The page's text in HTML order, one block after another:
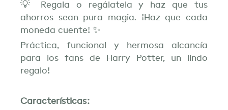
💡 Regala o regálatela y haz que tus
ahorros sean pura magia. ¡Haz que cada
moneda cuente! ✨
Práctica, funcional y hermosa alcancía
para los fans de Harry Potter, un lindo
regalo!
Características: